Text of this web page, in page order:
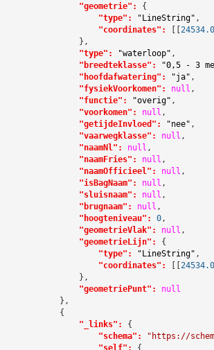
"geometrie":
{
"type":
"LineString" ,
"coordinates":
[[
                },
"type":
"waterloop" ,
"breedteklasse":
"0,5 - 3
"hoofdafwatering":
"ja" ,
"fysiekVoorkomen":
null ,
"functie":
"overig" ,
"voorkomen":
null ,
"getijdeInvloed":
"nee" ,
"vaarwegklasse":
null ,
"naamNl":
null ,
"naamFries":
null ,
"naamOfficieel":
null ,
"isBagNaam":
null ,
"sluisnaam":
null ,
"brugnaam":
null ,
"hoogteniveau":
0,
"geometrieVlak":
null ,
"geometrieLijn":
{
"type":
"LineString" ,
"coordinates":
[[
                },
"geometriePunt":
null
            },
            {
"_links":
{
"schema":
"https://
"self":
{